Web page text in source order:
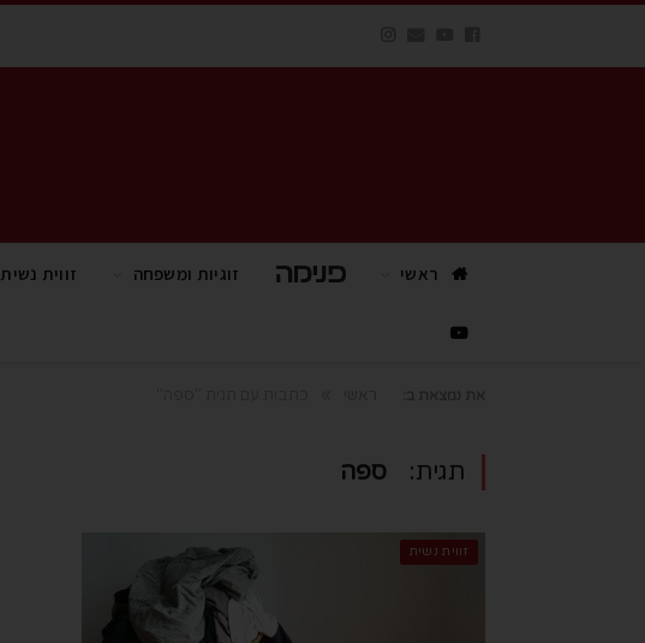
ראשי פנימה TV זוגיות ומשפחה זווית נשית
תגית: ספה
זווית נשית